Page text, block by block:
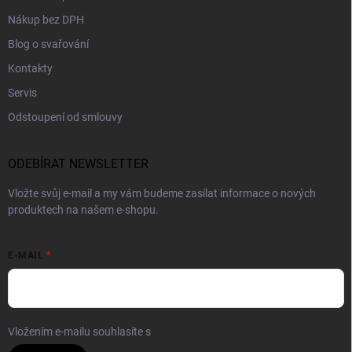
Nákup bez DPH
Blog o svařování
Kontakty
Servis
Odstoupení od smlouvy
ODEBÍRAT NEWSLETTER
Vložte svůj e-mail a my vám budeme zasílat informace o nových
produktech na našem e-shopu.
E-MAIL
Vložením e-mailu souhlasíte s